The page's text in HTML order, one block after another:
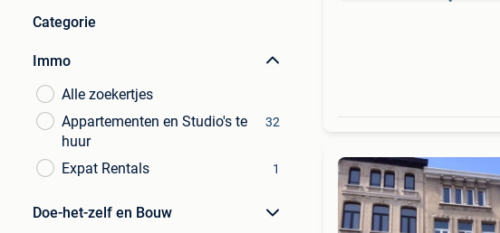
Categorie
Immo
Alle zoekertjes
Appartementen en Studio's te
huur
32
Expat Rentals 1
Doe-het-zelf en Bouw